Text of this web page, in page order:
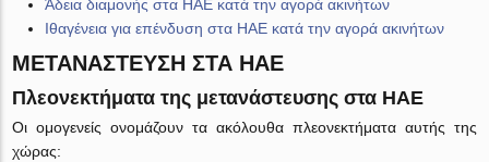
Άδεια διαμονής στα ΗΑΕ κατά την αγορά ακινήτων
Ιθαγένεια για επένδυση στα ΗΑΕ κατά την αγορά ακινήτων
ΜΕΤΑΝΆΣΤΕΥΣΗ ΣΤΑ ΗΑΕ
Πλεονεκτήματα της μετανάστευσης στα ΗΑΕ
Οι ομογενείς ονομάζουν τα ακόλουθα πλεονεκτήματα αυτής της
χώρας: